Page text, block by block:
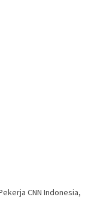
CNN Indonesia,